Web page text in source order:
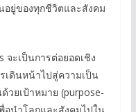
อยู่ของทุกชีวิตและสังคม
จะเป็นการต่อยอดเชิง
เดินหน้าไปสู่ความเป็น
วยเป้าหมาย (purpose-
อนำโลกและสังคมไปใน